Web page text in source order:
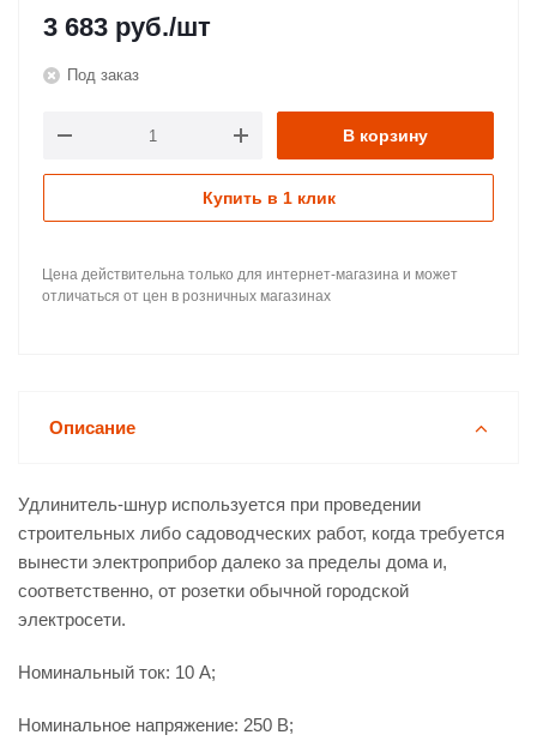
3 683 руб./шт
Под заказ
В корзину
Купить в 1 клик
Цена действительна только для интернет-магазина и может
отличаться от цен в розничных магазинах
Описание
Удлинитель-шнур используется при проведении
строительных либо садоводческих работ, когда требуется
вынести электроприбор далеко за пределы дома и,
соответственно, от розетки обычной городской
электросети.
Номинальный ток: 10 А;
Номинальное напряжение: 250 В;